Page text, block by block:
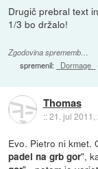
Drugič prebral text
1/3 bo držalo!
Zgodovina sprememb…
spremenil: _Dormage_
Thomas
::21. jul 2011,
Evo. Pietro ni kmet.
padel na grb gor",